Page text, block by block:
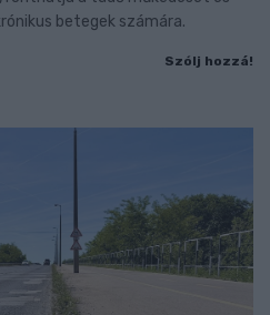
betegek számára.
Szólj hozzá!